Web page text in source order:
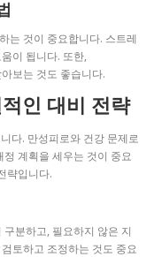
는 것이 중요합니다. 스트레
이 됩니다. 또한,
보는 것도 좋습니다.
인 대비 전략
다. 만성피로와 건강 문제로
계획을 세우는 것이 중요
략입니다.
분하고, 필요하지 않은 지
토하고 조정하는 것도 중요